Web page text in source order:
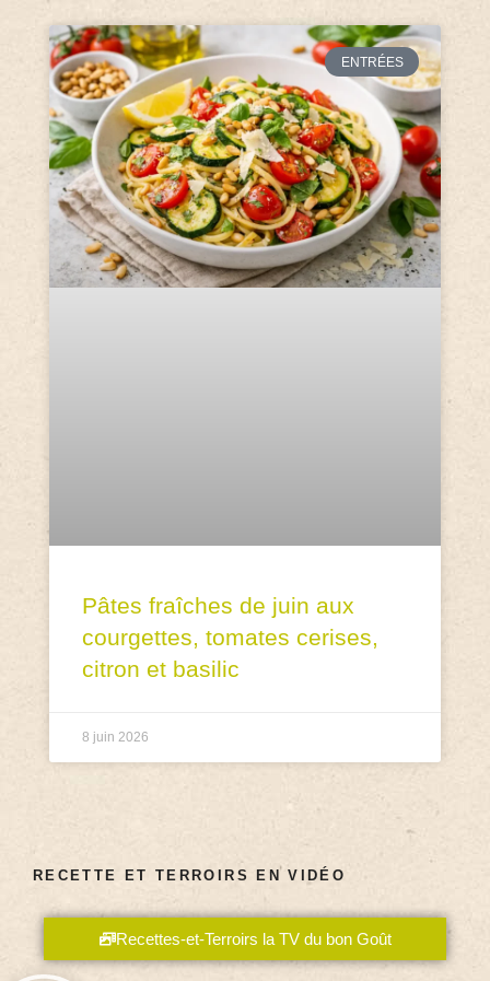
ENTRÉES
Pâtes fraîches de juin aux
courgettes, tomates cerises,
citron et basilic
8 juin 2026
RECETTE ET TERROIRS EN VIDÉO
Recettes-et-Terroirs la TV du bon Goût